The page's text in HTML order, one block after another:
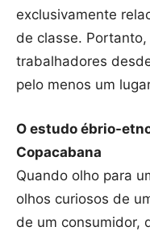
exclusivamente
de classe.
trabalhadores
pelo menos um
O estudo ébrio-
Copacabana
Quando olho para
olhos curiosos de
de um consumidor,